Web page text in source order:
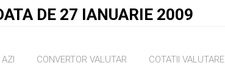
DE 27 IANUARIE 2009
CONVERTOR VALUTAR COTATII VALUTARE